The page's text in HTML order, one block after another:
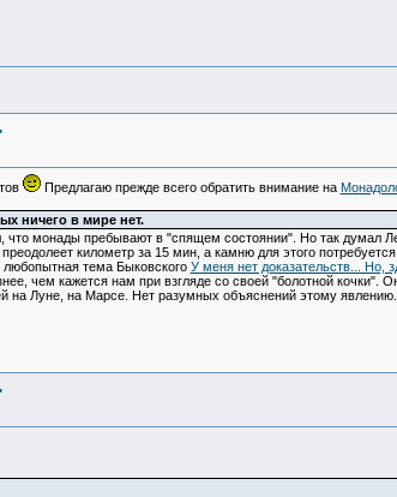
Предлагаю прежде всего обратить внимание на
ничего в мире нет.
монады пребывают в "спящем состоянии". Но так думал
километр за 15 мин, а камню для этого
тема Быковского У меня нет доказательств... Но,
чем кажется нам при взгляде со своей "болотной кочки".
Луне, на Марсе. Нет разумных объяснений этому